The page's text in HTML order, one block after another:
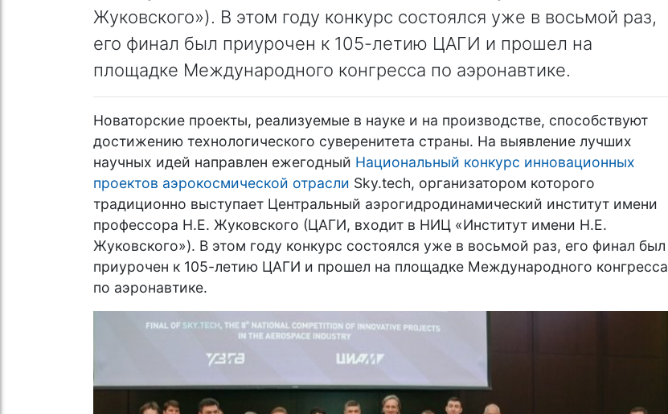
Жуковского»). В этом году конкурс состоялся уже в восьмой раз,
его финал был приурочен к 105-летию ЦАГИ и прошел на
площадке Международного конгресса по аэронавтике.
Новаторские проекты, реализуемые в науке и на производстве, способствуют
достижению технологического суверенитета страны. На выявление лучших
научных идей направлен ежегодный Национальный конкурс инновационных
проектов аэрокосмической отрасли Sky.tech, организатором которого
традиционно выступает Центральный аэрогидродинамический институт имени
профессора Н.Е. Жуковского (ЦАГИ, входит в НИЦ «Институт имени Н.Е.
Жуковского»). В этом году конкурс состоялся уже в восьмой раз, его финал был
приурочен к 105-летию ЦАГИ и прошел на площадке Международного конгресса
по аэронавтике.